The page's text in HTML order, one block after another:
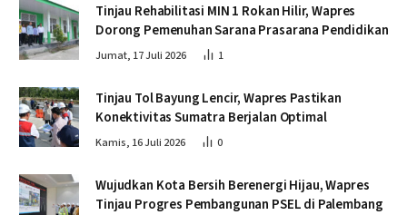
Tinjau Rehabilitasi MIN 1 Rokan Hilir, Wapres
Dorong Pemenuhan Sarana Prasarana Pendidikan
Jumat, 17 Juli 2026 1
Tinjau Tol Bayung Lencir, Wapres Pastikan
Konektivitas Sumatra Berjalan Optimal
Kamis, 16 Juli 2026 0
Wujudkan Kota Bersih Berenergi Hijau, Wapres
Tinjau Progres Pembangunan PSEL di Palembang